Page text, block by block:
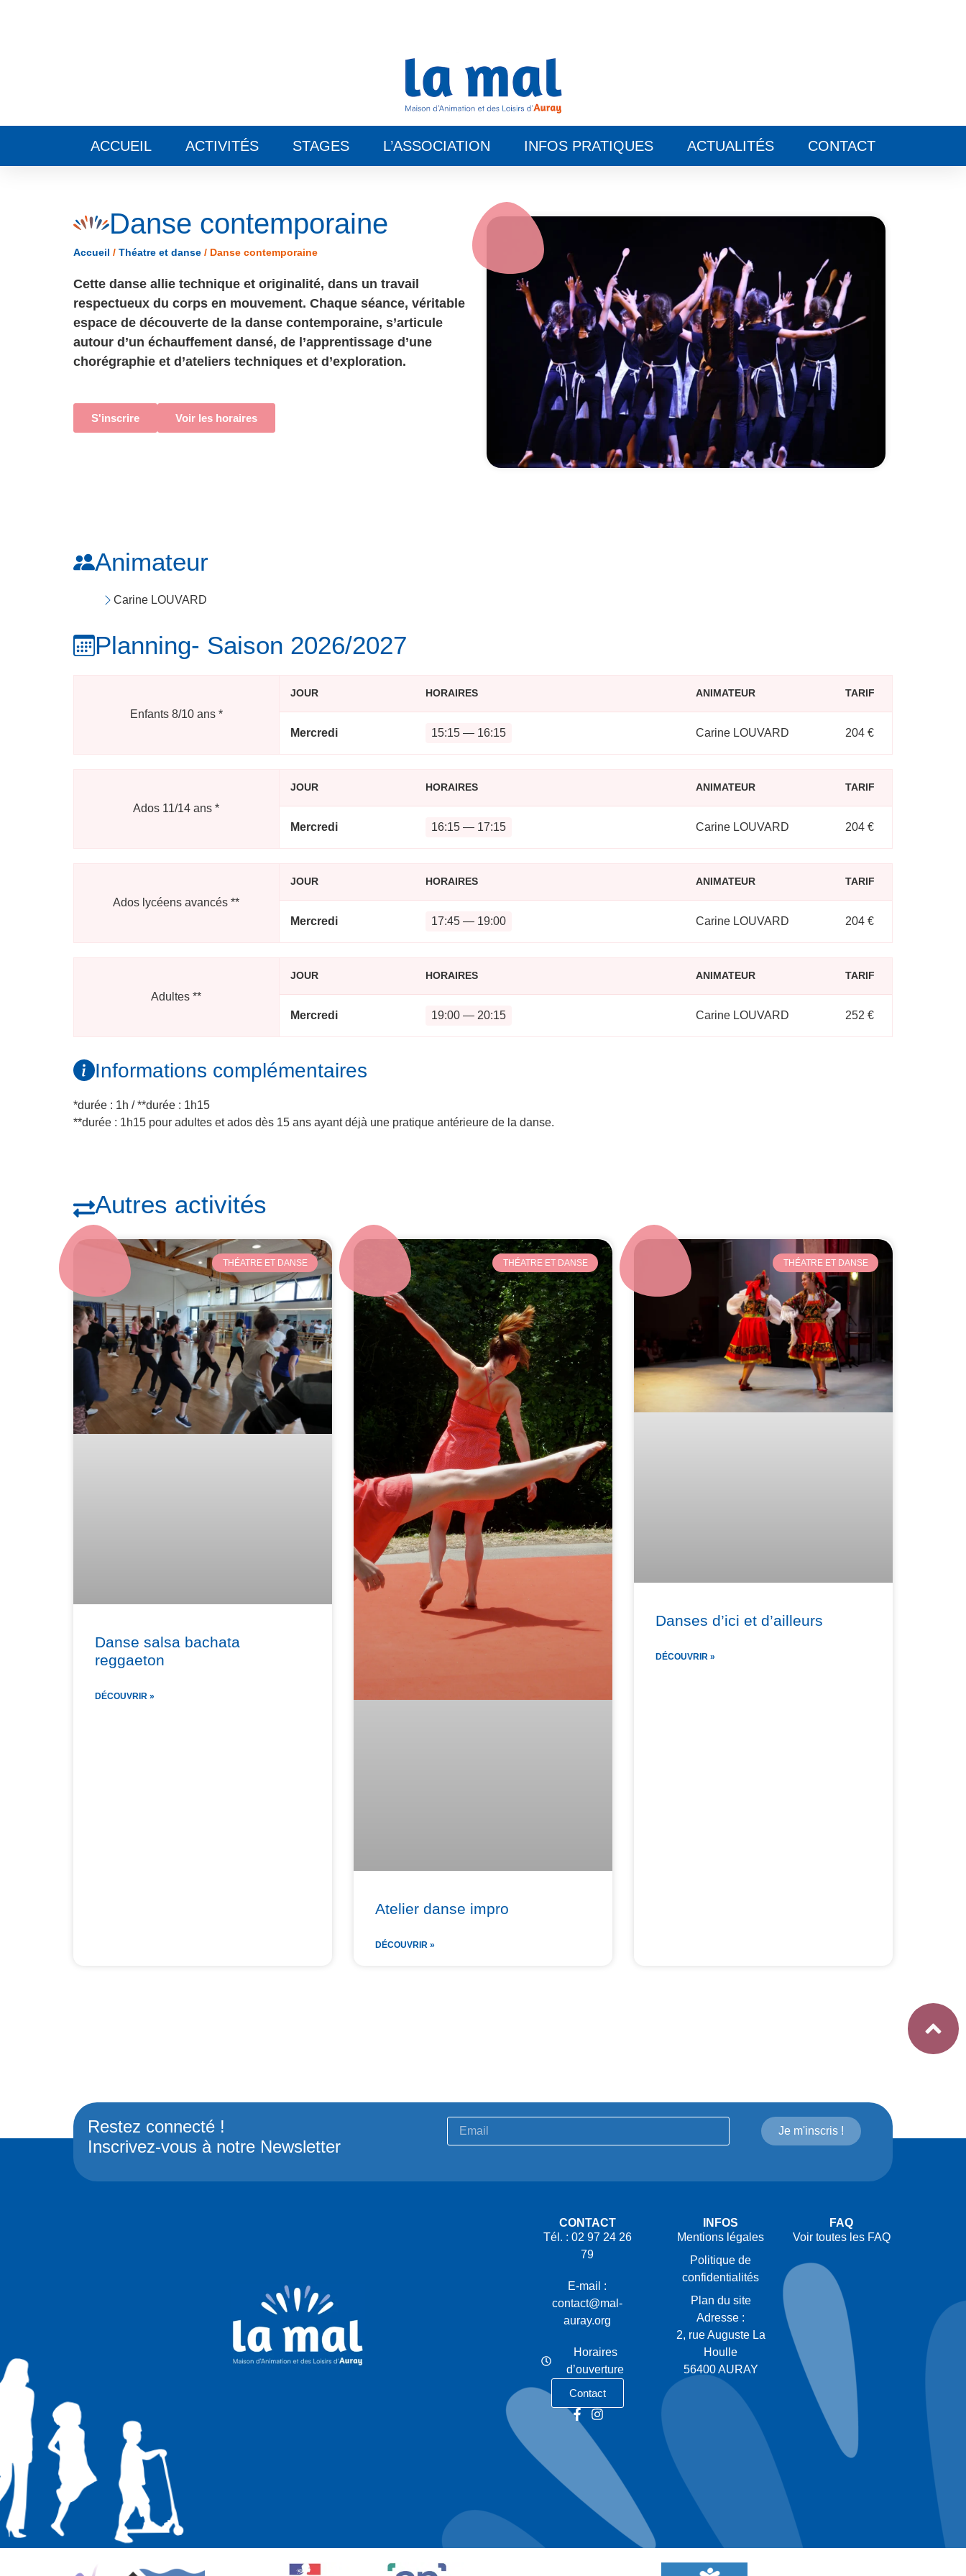
ACCUEIL ACTIVITÉS STAGES L’ASSOCIATION INFOS PRATIQUES ACTUALITÉS CONTACT
Danse contemporaine
Accueil / Théatre et danse / Danse contemporaine
Cette danse allie technique et originalité, dans un travail
respectueux du corps en mouvement. Chaque séance, véritable
espace de découverte de la danse contemporaine, s’articule
autour d’un échauffement dansé, de l’apprentissage d’une
chorégraphie et d’ateliers techniques et d’exploration.
S'inscrire Voir les horaires
Animateur
Carine LOUVARD
Planning- Saison 2026/2027
Enfants 8/10 ans *
JOUR HORAIRES ANIMATEUR
Mercredi 15:15 — 16:15 Carine LOUVARD
TARIF
204 €
Ados 11/14 ans*
JOUR HORAIRES ANIMATEUR
Mercredi 16:15 — 17:15 Carine LOUVARD
TARIF
204 €
Ados lycéens avancés**
JOUR HORAIRES ANIMATEUR
Mercredi 17:45 — 19:00 Carine LOUVARD
TARIF
204 €
Adultes**
JOUR HORAIRES ANIMATEUR
Mercredi 19:00 — 20:15 Carine LOUVARD
TARIF
252 €
Informations complémentaires
*durée : 1h / **durée : 1h15
**durée : 1h15 pour adultes et ados dès 15 ans ayant déjà une pratique antérieure de la danse.
Autres activités
THÉATRE ET DANSE
Danse salsa bachata
reggaeton
DÉCOUVRIR »
THÉATRE ET DANSE
Atelier danse impro
DÉCOUVRIR »
THÉATRE ET DANSE
Danses d’ici et d’ailleurs
DÉCOUVRIR »
Restez connecté !
Inscrivez-vous à notre Newsletter
Je m'inscris !
CONTACT
Tél. : 02 97 24 26
79
E-mail :
contact@mal-
auray.org
Horaires
d’ouverture
Contact
INFOS
Mentions légales
Politique de
confidentialités
Plan du site
Adresse :
2, rue Auguste La
Houlle
56400 AURAY
FAQ
Voir toutes les FAQ